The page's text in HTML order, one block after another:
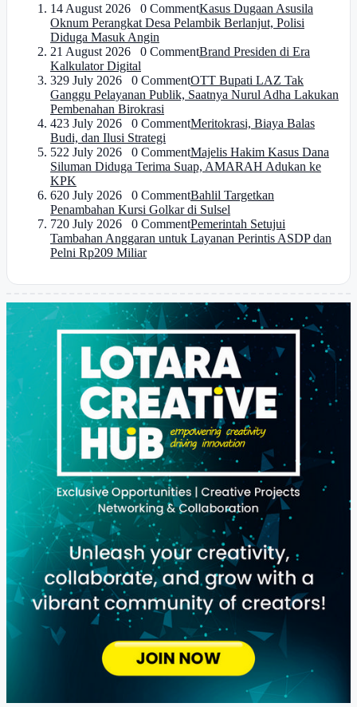
14 August 2026 0 CommentKasus Dugaan Asusila
Oknum Perangkat Desa Pelambik Berlanjut, Polisi
Diduga Masuk Angin
21 August 2026 0 CommentBrand Presiden di Era
Kalkulator Digital
329 July 2026 0 CommentOTT Bupati LAZ Tak
Ganggu Pelayanan Publik, Saatnya Nurul Adha Lakukan
Pembenahan Birokrasi
423 July 2026 0 CommentMeritokrasi, Biaya Balas
Budi, dan Ilusi Strategi
522 July 2026 0 CommentMajelis Hakim Kasus Dana
Siluman Diduga Terima Suap, AMARAH Adukan ke
KPK
620 July 2026 0 CommentBahlil Targetkan
Penambahan Kursi Golkar di Sulsel
720 July 2026 0 CommentPemerintah Setujui
Tambahan Anggaran untuk Layanan Perintis ASDP dan
Pelni Rp209 Miliar